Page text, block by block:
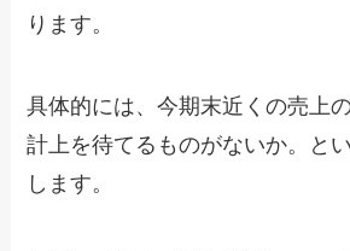
ります。
具体的には、今期末近くの売上
計上を待てるものがないか。と
します。